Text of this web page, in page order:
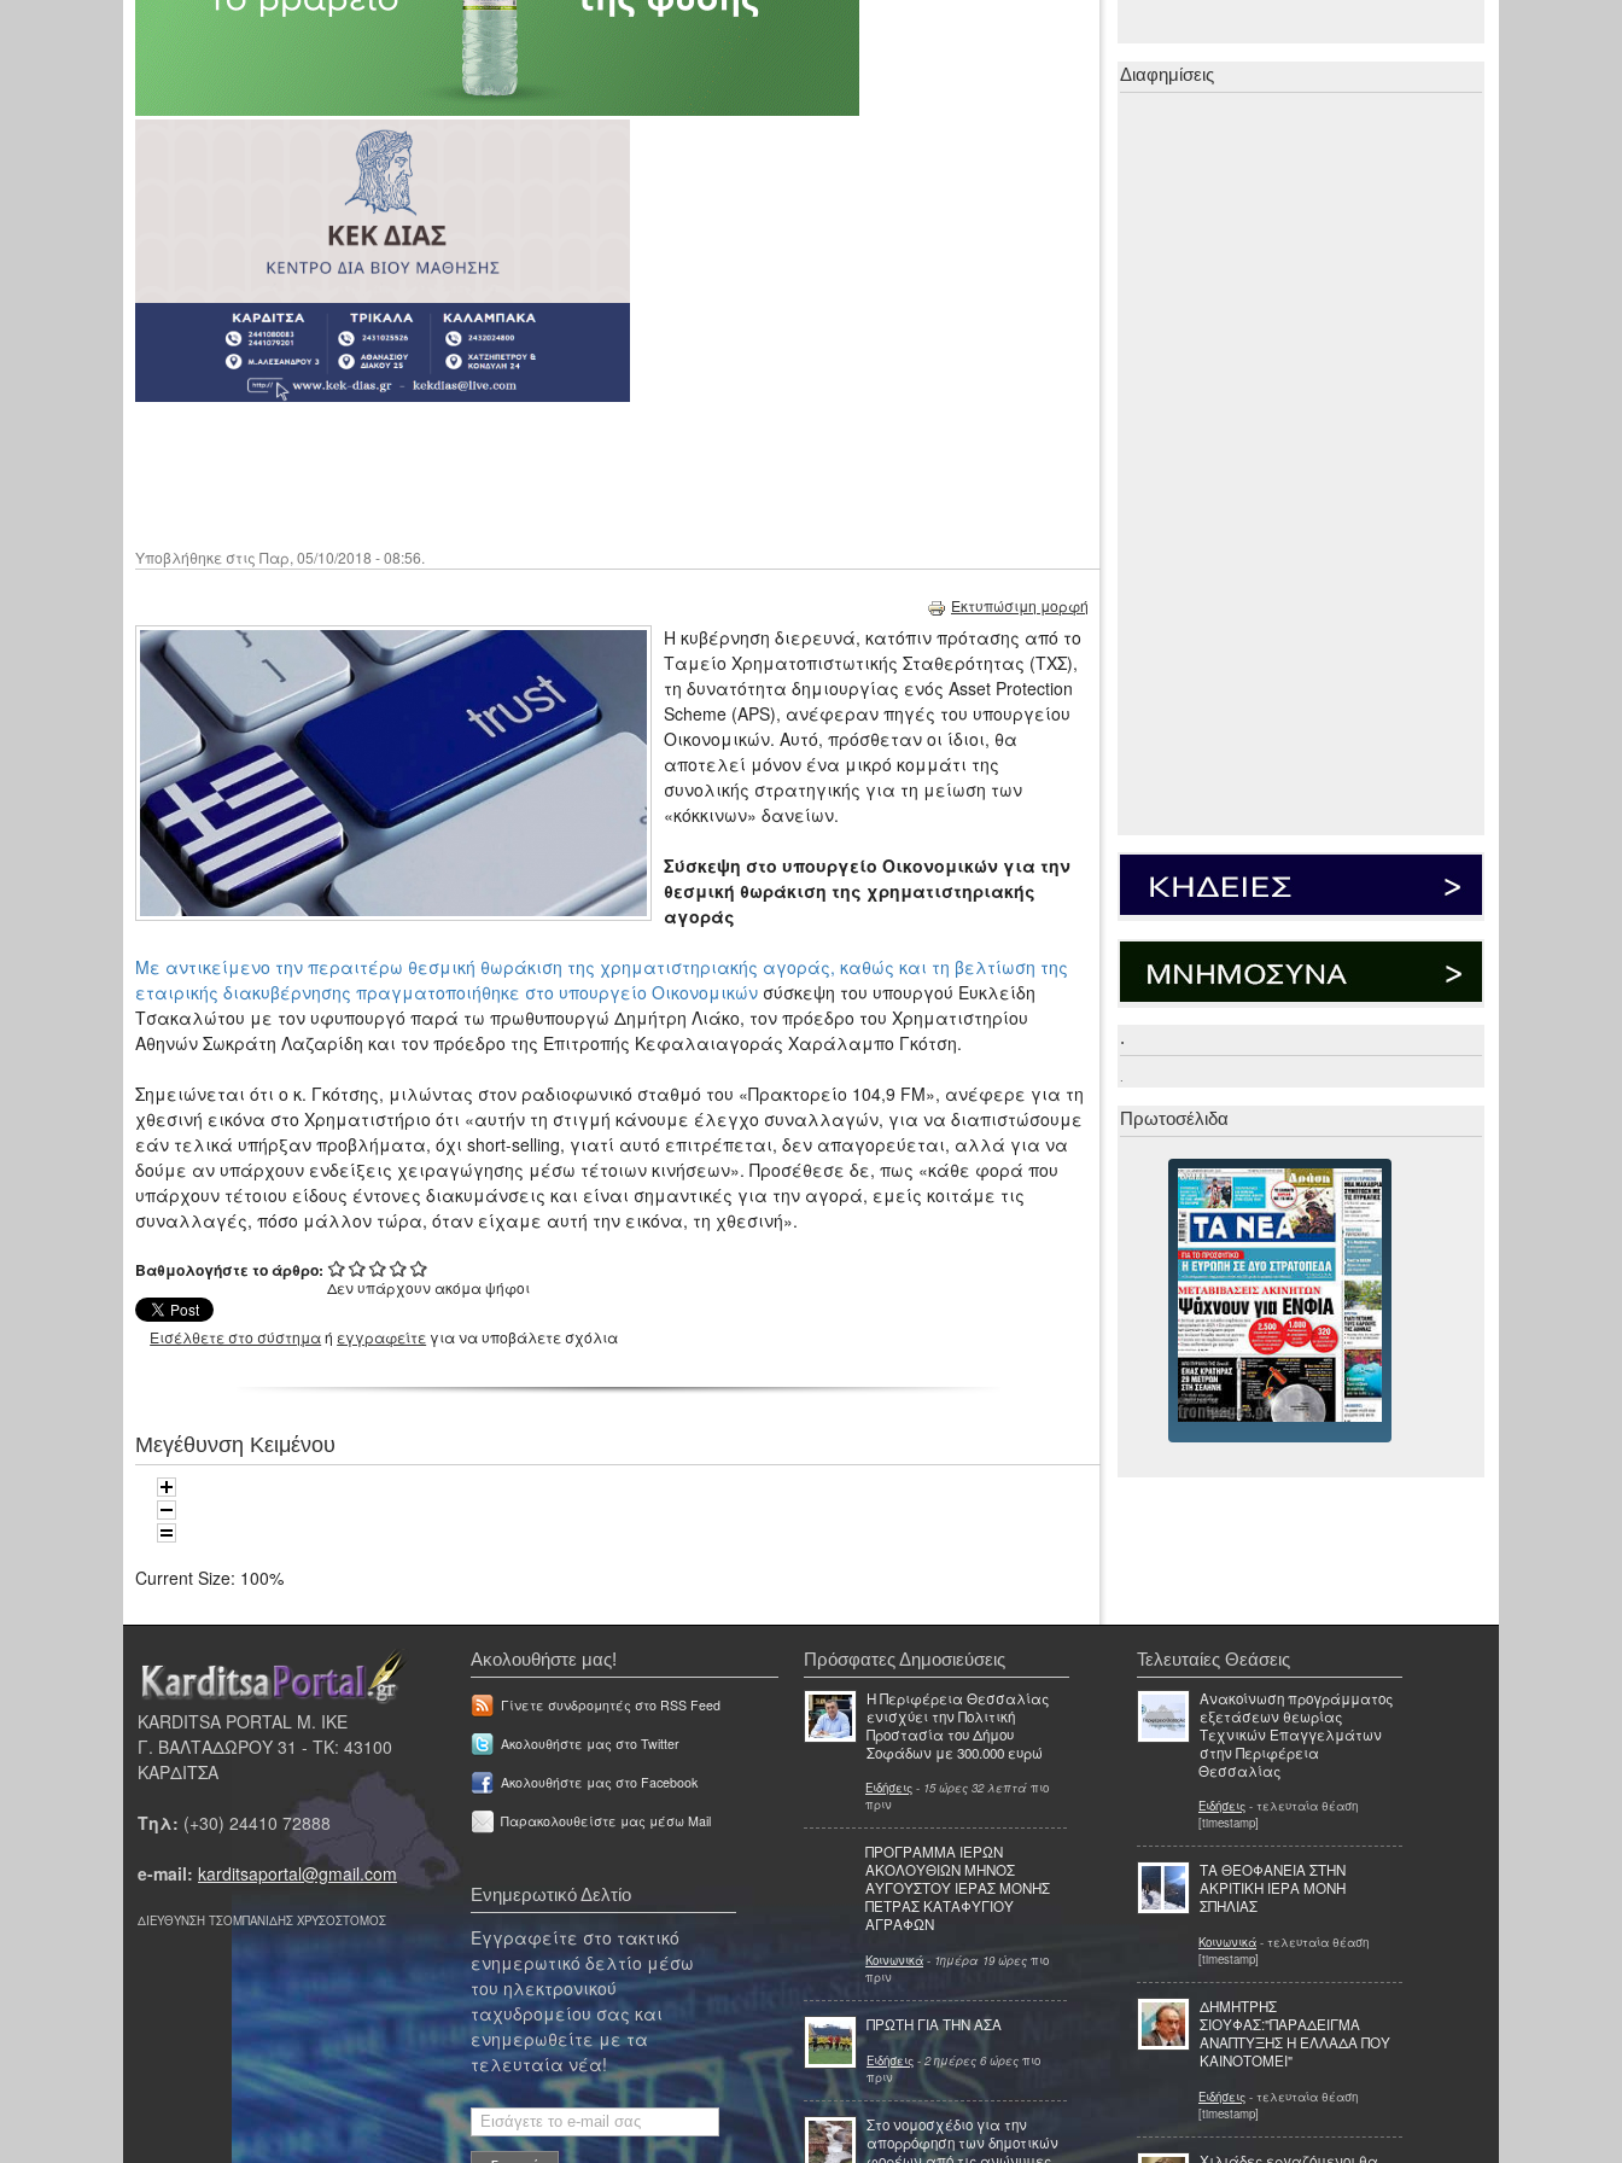
Υποβλήθηκε στις Παρ, 05/10/2018 - 08:56.
Εκτυπώσιμη μορφή
Η κυβέρνηση διερευνά, κατόπιν πρότασης από το
Ταμείο Χρηματοπιστωτικής Σταθερότητας (ΤΧΣ),
τη δυνατότητα δημιουργίας ενός Asset Protection
Scheme (APS), ανέφεραν πηγές του υπουργείου
Οικονομικών. Αυτό, πρόσθεταν οι ίδιοι, θα
αποτελεί μόνον ένα μικρό κομμάτι της
συνολικής στρατηγικής για τη μείωση των
«κόκκινων» δανείων.
Σύσκεψη στο υπουργείο Οικονομικών για την
θεσμική θωράκιση της χρηματιστηριακής
αγοράς
Με αντικείμενο την περαιτέρω θεσμική θωράκιση της χρηματιστηριακής αγοράς, καθώς και τη βελτίωση της
εταιρικής διακυβέρνησης πραγματοποιήθηκε στο υπουργείο Οικονομικών σύσκεψη του υπουργού Ευκλείδη
Τσακαλώτου με τον υφυπουργό παρά τω πρωθυπουργώ Δημήτρη Λιάκο, τον πρόεδρο του Χρηματιστηρίου
Αθηνών Σωκράτη Λαζαρίδη και τον πρόεδρο της Επιτροπής Κεφαλαιαγοράς Χαράλαμπο Γκότση.
Σημειώνεται ότι ο κ. Γκότσης, μιλώντας στον ραδιοφωνικό σταθμό του «Πρακτορείο 104,9 FM», ανέφερε για τη
χθεσινή εικόνα στο Χρηματιστήριο ότι «αυτήν τη στιγμή κάνουμε έλεγχο συναλλαγών, για να διαπιστώσουμε
εάν τελικά υπήρξαν προβλήματα, όχι short-selling, γιατί αυτό επιτρέπεται, δεν απαγορεύεται, αλλά για να
δούμε αν υπάρχουν ενδείξεις χειραγώγησης μέσω τέτοιων κινήσεων». Προσέθεσε δε, πως «κάθε φορά που
υπάρχουν τέτοιου είδους έντονες διακυμάνσεις και είναι σημαντικές για την αγορά, εμείς κοιτάμε τις
συναλλαγές, πόσο μάλλον τώρα, όταν είχαμε αυτή την εικόνα, τη χθεσινή».
Βαθμολογήστε το άρθρο:
Δεν υπάρχουν ακόμα ψήφοι
Εισέλθετε στο σύστημαή εγγραφείτε για να υποβάλετε σχόλια
Μεγέθυνση Κειμένου
Current Size: 100%
Διαφημίσεις
.
.
Πρωτοσέλιδα
KARDITSA PORTAL Μ. ΙΚΕ
Γ. ΒΑΛΤΑΔΩΡΟΥ 31 - ΤΚ: 43100
ΚΑΡΔΙΤΣΑ
Τηλ: (+30) 24410 72888
e-mail: karditsaportal@gmail.com
ΔΙΕΥΘΥΝΣΗ ΤΣΟΜΠΑΝΙΔΗΣ ΧΡΥΣΟΣΤΟΜΟΣ
Ακολουθήστε μας!
Γίνετε συνδρομητές στο RSS Feed
Ακολουθήστε μας στο Twitter
Ακολουθήστε μας στο Facebook
Παρακολουθείστε μας μέσω Mail
Ενημερωτικό Δελτίο
Εγγραφείτε στο τακτικό
ενημερωτικό δελτίο μέσω
του ηλεκτρονικού
ταχυδρομείου σας και
ενημερωθείτε με τα
τελευταία νέα!
Πρόσφατες Δημοσιεύσεις
Η Περιφέρεια Θεσσαλίας
ενισχύει την Πολιτική
Προστασία του Δήμου
Σοφάδων με 300.000 ευρώ
Ειδήσεις - 15 ώρες 32 λεπτά πιο
πριν
ΠΡΟΓΡΑΜΜΑ ΙΕΡΩΝ
ΑΚΟΛΟΥΘΙΩΝ ΜΗΝΟΣ
ΑΥΓΟΥΣΤΟΥ ΙΕΡΑΣ ΜΟΝΗΣ
ΠΕΤΡΑΣ ΚΑΤΑΦΥΓΙΟΥ
ΑΓΡΑΦΩΝ
Κοινωνικά - 1ημέρα 19 ώρες πιο
πριν
ΠΡΩΤΗ ΓΙΑ ΤΗΝ ΑΣΑ
Ειδήσεις - 2 ημέρες 6 ώρες πιο
πριν
Στο νομοσχέδιο για την
απορρόφηση των δημοτικών
Τελευταίες Θεάσεις
Ανακοίνωση προγράμματος
εξετάσεων θεωρίας
Τεχνικών Επαγγελμάτων
στην Περιφέρεια
Θεσσαλίας
Ειδήσεις - τελευταία θέαση
[timestamp]
ΤΑ ΘΕΟΦΑΝΕΙΑ ΣΤΗΝ
ΑΚΡΙΤΙΚΗ ΙΕΡΑ ΜΟΝΗ
ΣΠΗΛΙΑΣ
Κοινωνικά - τελευταία θέαση
[timestamp]
ΔΗΜΗΤΡΗΣ
ΣΙΟΥΦΑΣ:"ΠΑΡΑΔΕΙΓΜΑ
ΑΝΑΠΤΥΞΗΣ Η ΕΛΛΑΔΑ ΠΟΥ
ΚΑΙΝΟΤΟΜΕΙ"
Ειδήσεις - τελευταία θέαση
[timestamp]